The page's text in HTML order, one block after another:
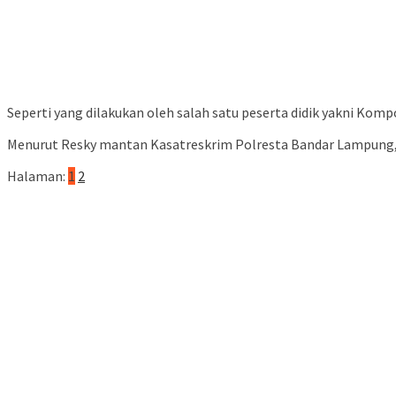
Seperti yang dilakukan oleh salah satu peserta didik yakni
Menurut Resky mantan Kasatreskrim Polresta Bandar
Halaman: 1 2